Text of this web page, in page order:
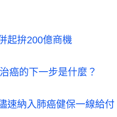
起拚200億商機
癌的下一步是什麼？
速納入肺癌健保一線給付